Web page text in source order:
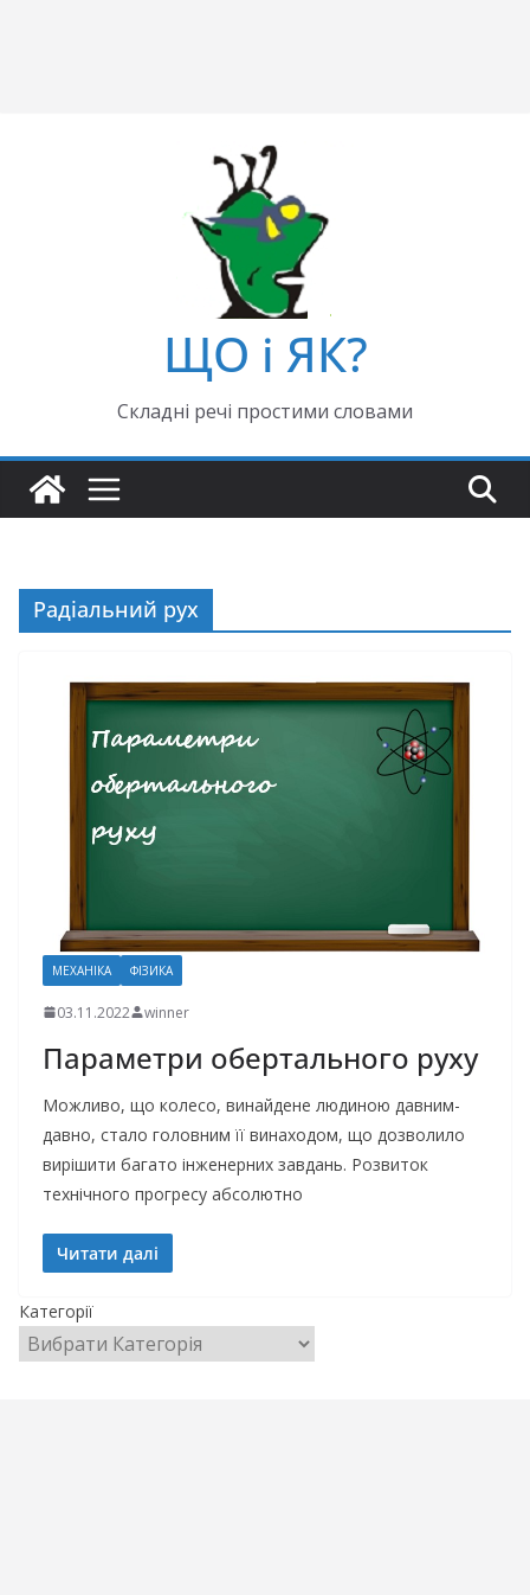
ЩО і ЯК?
Складні речі простими словами
Радіальний рух
МЕХАНІКА ФІЗИКА
03.11.2022 winner
Параметри обертального руху
Можливо, що колесо, винайдене людиною давним-
давно, стало головним її винаходом, що дозволило
вирішити багато інженерних завдань. Розвиток
технічного прогресу абсолютно
Читати далі
Категорії